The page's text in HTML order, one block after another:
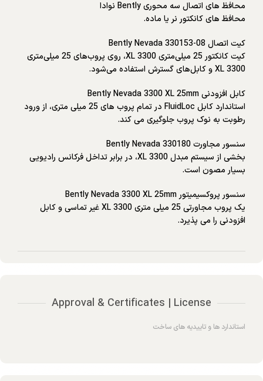
محافظ های اتصال سه محوری Bently نوادا
محافظ های کانکتور نر یا ماده.
کیت اتصال Bently Nevada 330153-08
کیت کانکتور 25 میلی‌متری 3300 XL، روی پروب‌های 25 میلی‌متری
3300 XL و کابل‌های گسترش استفاده می‌شود.
کابل افزودنی Bently Nevada 3300 XL 25mm
استاندارد کابل FluidLoc در تمام پروب های 25 میلی متری، از ورود
رطوبت به نوک پروب جلوگیری می کند.
سنسور مجاورت Bently Nevada 330180
بخشی از سیستم مبدل 3300 XL، در برابر تداخل فرکانس رادیویی
بسیار مصون است.
سنسور پروکسیمیتور Bently Nevada 3300 XL 25mm
یک پروب مجاورتی 25 میلی متری 3300 XL غیر تماسی و کابل
افزودنی را می پذیرد.
Approval & Certificates | License
استاندارد ها و تاییدیه های ساخت